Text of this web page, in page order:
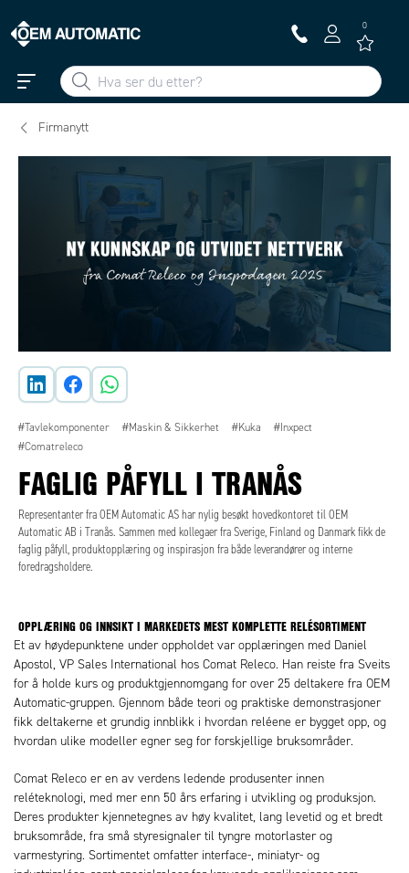
0
Firmanytt
#Tavlekomponenter #Maskin & Sikkerhet #Kuka
#Inxpect
#Comatreleco
FAGLIG PÅFYLL I TRANÅS
Representanter fra OEM Automatic AS har nylig besøkt hovedkontoret til OEM
Automatic AB i Tranås. Sammen med kollegaer fra Sverige, Finland og Danmark fikk de
faglig påfyll, produktopplæring og inspirasjon fra både leverandører og interne
foredragsholdere.
OPPLÆRING OG INNSIKT I MARKEDETS MEST KOMPLETTE RELÉSORTIMENT
Et av høydepunktene under oppholdet var opplæringen med Daniel
Apostol, VP Sales International hos Comat Releco. Han reiste fra Sveits
for å holde kurs og produktgjennomgang for over 25 deltakere fra OEM
Automatic-gruppen. Gjennom både teori og praktiske demonstrasjoner
fikk deltakerne et grundig innblikk i hvordan reléene er bygget opp, og
hvordan ulike modeller egner seg for forskjellige bruksområder.
Comat Releco er en av verdens ledende produsenter innen
reléteknologi, med mer enn 50 års erfaring i utvikling og produksjon.
Deres produkter kjennetegnes av høy kvalitet, lang levetid og et bredt
bruksområde, fra små styresignaler til tyngre motorlaster og
varmestyring. Sortimentet omfatter interface-, miniatyr- og